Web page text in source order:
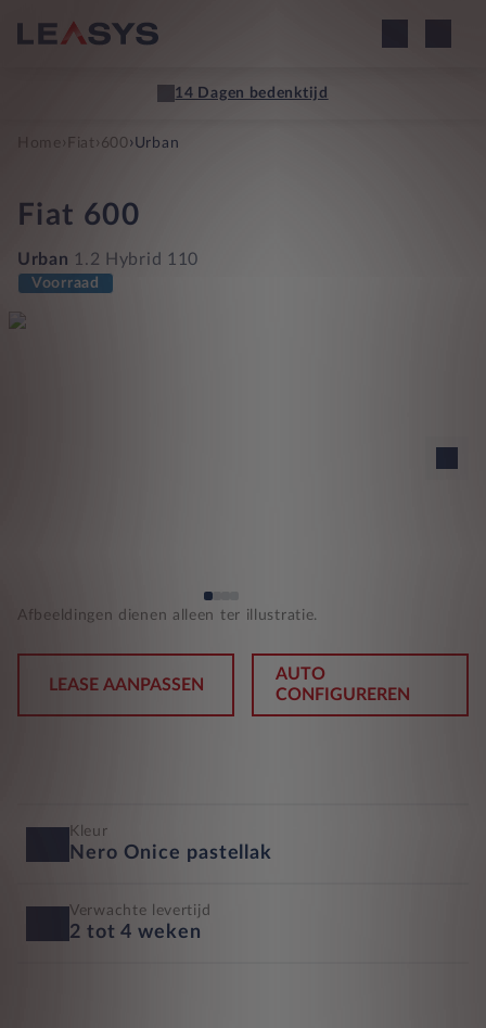
14 Dagen bedenktijd
Home › Fiat › 600 ›Urban
Fiat 600
Urban 1.2 Hybrid 110
Voorraad
Afbeeldingen dienen alleen ter illustratie.
LEASE AANPASSEN
AUTO
CONFIGUREREN
Kleur
Nero Onice pastellak
Verwachte levertijd
2 tot 4 weken